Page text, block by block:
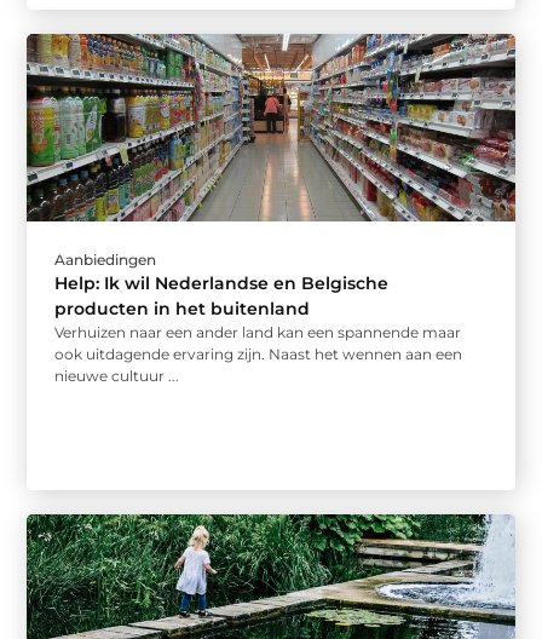
Aanbiedingen
Help: Ik wil Nederlandse en Belgische
producten in het buitenland
Verhuizen naar een ander land kan een spannende maar
ook uitdagende ervaring zijn. Naast het wennen aan een
nieuwe cultuur ...